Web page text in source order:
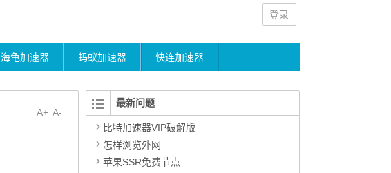
登录
海龟加速器 蚂蚁加速器 快连加速器
A-
A+
最新问题
比特加速器VIP破解版
怎样浏览外网
苹果SSR免费节点